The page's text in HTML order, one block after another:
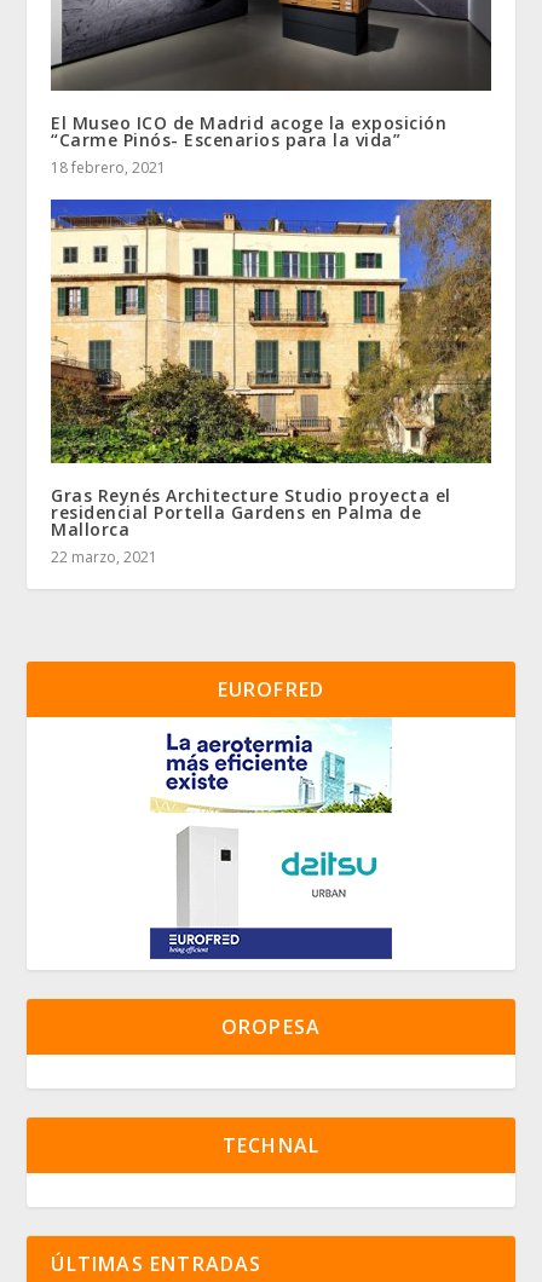
El Museo ICO de Madrid acoge la exposición
“Carme Pinós- Escenarios para la vida”
18 febrero, 2021
Gras Reynés Architecture Studio proyecta el
residencial Portella Gardens en Palma de
Mallorca
22 marzo, 2021
EUROFRED
OROPESA
TECHNAL
ÚLTIMAS ENTRADAS